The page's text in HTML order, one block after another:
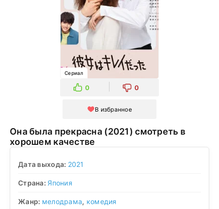
Сериал
0 0
В избранное
Она была прекрасна (2021) смотреть в
хорошем качестве
Дата выхода: 2021
Страна: Япония
Жанр: мелодрама, комедия